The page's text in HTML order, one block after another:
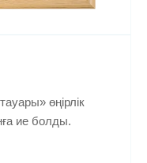
өңірлік
ие болды.